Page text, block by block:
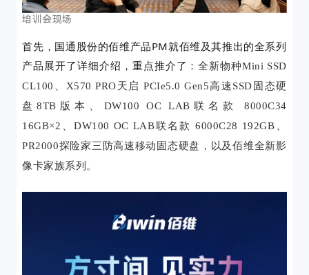
培训会现场
首先， 国通股份的佰维产品PM就佰维及其推出的全系列
产品展开了详细介绍，重点推介了 ：全新物种Mini SSD
CL100、 X570 PRO天启 PCIe5.0 Gen5高速SSD固态硬
盘8TB版本、 DW100 OC LAB联名款 8000C34
16GB×2 、DW100 OC LAB联名款 6000C28 192GB
PR2000探险家三防高速移动固态硬盘， 以及佰维全新影
像卡家族系列 。